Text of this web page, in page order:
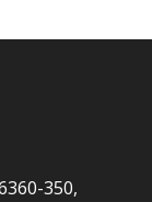
350,